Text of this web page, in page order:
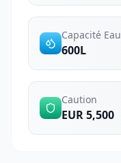
Capacité Eau
600L
Caution
EUR 5,500